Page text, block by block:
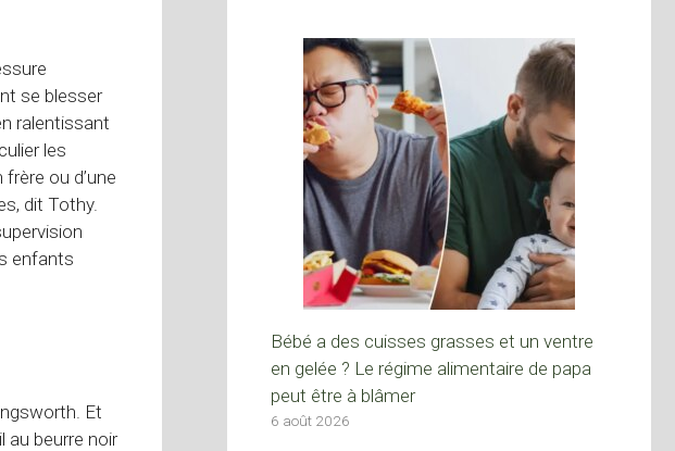
se blesser
ralentissant
les
ou d’une
dit Tothy.
enfants
Et
au beurre noir
Bébé a des cuisses grasses et un ventre
en gelée ? Le régime alimentaire de papa
peut être à blâmer
6 août 2026